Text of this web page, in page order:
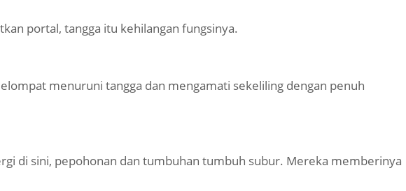
portal, tangga itu kehilangan fungsinya.
menuruni tangga dan mengamati sekeliling dengan penuh
di sini, pepohonan dan tumbuhan tumbuh subur. Mereka memberinya